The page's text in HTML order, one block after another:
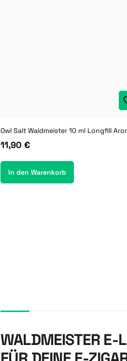
Owl Salt Waldmeister 10 ml Longfill
11,90 €
In den Warenkorb
WALDMEISTER E-